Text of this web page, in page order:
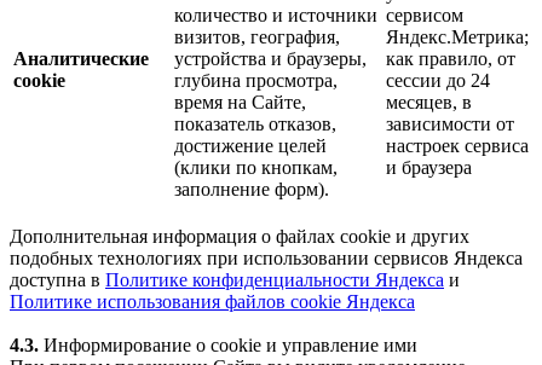
Аналитические
cookie
количество и источники
визитов, география,
устройства и браузеры,
глубина просмотра,
время на Сайте,
показатель отказов,
достижение целей
(клики по кнопкам,
заполнение форм).
сервисом
Яндекс.Метрика;
как правило, от
сессии до 24
месяцев, в
зависимости от
настроек сервиса
и браузера
Дополнительная информация о файлах cookie и других
подобных технологиях при использовании сервисов Яндекса
доступна в Политике конфиденциальности Яндекса и
Политике использования файлов cookie Яндекса
4.3. Информирование о cookie и управление ими